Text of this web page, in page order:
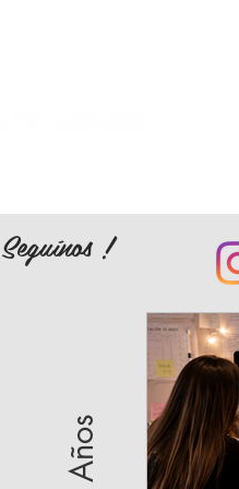
Seguínos !